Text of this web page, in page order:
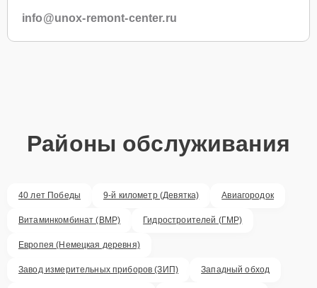
info@unox-remont-center.ru
Районы обслуживания
40 лет Победы 9-й километр (Девятка) Авиагородок
Витаминкомбинат (ВМР) Гидростроителей (ГМР)
Европея (Немецкая деревня)
Завод измерительных приборов (ЗИП) Западный обход